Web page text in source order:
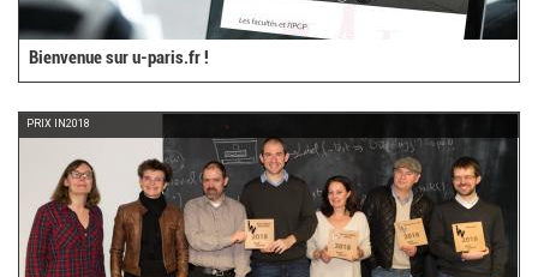
Bienvenue sur u-paris.fr !
PRIX IN2018